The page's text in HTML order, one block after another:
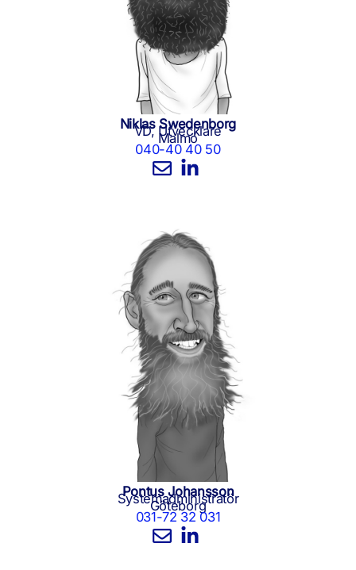
Niklas Swedenborg
VD, Utvecklare
Malmö
040-40 40 50
Pontus Johansson
Systemadministratör
Göteborg
031-72 32 031